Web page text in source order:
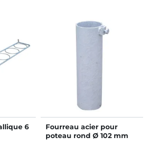
6
Fourreau acier pour
poteau rond Ø 102 mm